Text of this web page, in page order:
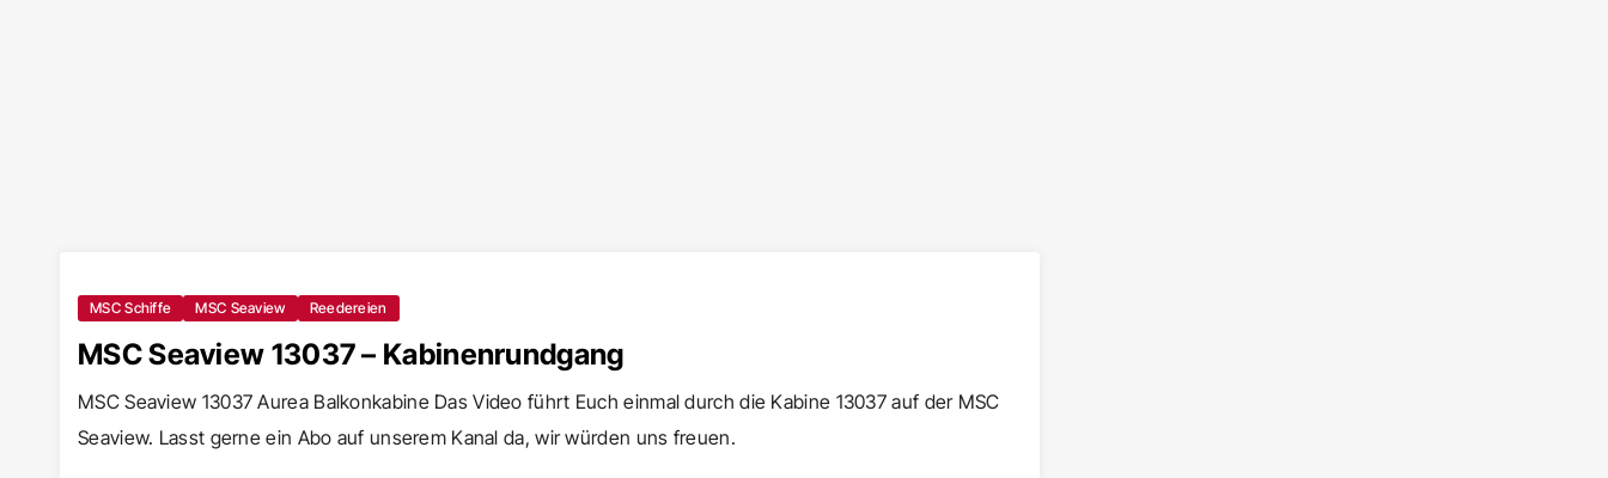
MSC Schiffe MSC Seaview Reedereien
MSC Seaview 13037 – Kabinenrundgang
MSC Seaview 13037 Aurea Balkonkabine Das Video führt Euch einmal durch die Kabine 13037 auf der MSC
Seaview. Lasst gerne ein Abo auf unserem Kanal da, wir würden uns freuen.